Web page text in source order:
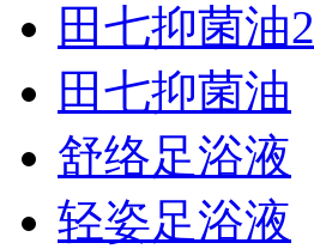
田七抑菌油2
田七抑菌油
舒络足浴液
轻姿足浴液